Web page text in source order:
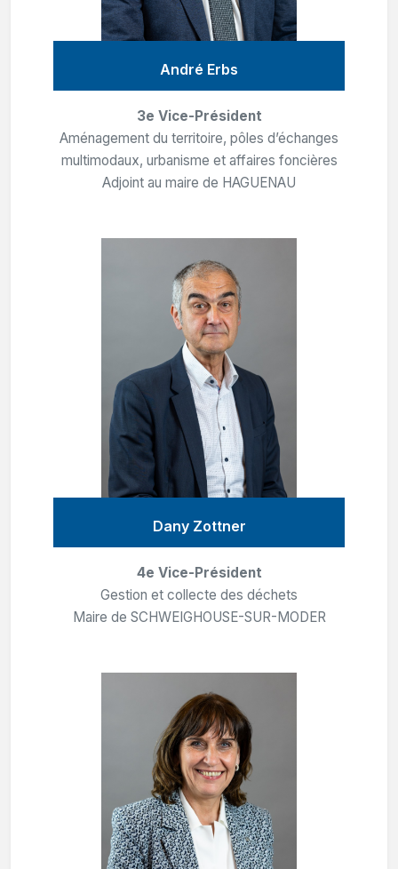
André Erbs
3e Vice-Président
Aménagement du territoire, pôles d’échanges
multimodaux, urbanisme et affaires foncières
Adjoint au maire de HAGUENAU
Dany Zottner
4e Vice-Président
Gestion et collecte des déchets
Maire de SCHWEIGHOUSE-SUR-MODER